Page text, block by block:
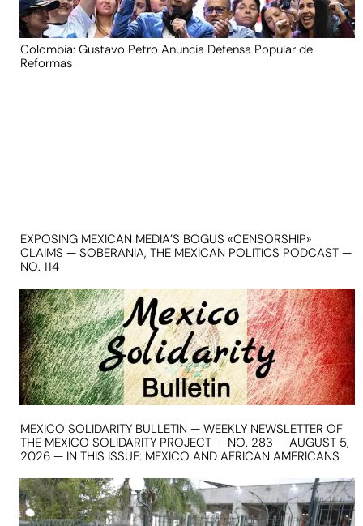
Colombia: Gustavo Petro Anuncia Defensa Popular de
Reformas
EXPOSING MEXICAN MEDIA’S BOGUS «CENSORSHIP»
CLAIMS — SOBERANIA, THE MEXICAN POLITICS PODCAST —
NO. 114
MEXICO SOLIDARITY BULLETIN — WEEKLY NEWSLETTER OF
THE MEXICO SOLIDARITY PROJECT — NO. 283 — AUGUST 5,
2026 — IN THIS ISSUE: MEXICO AND AFRICAN AMERICANS